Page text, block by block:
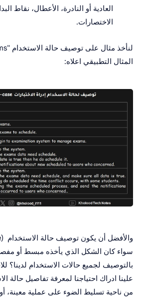
العادية أو النادرة، الأعطال، نقاط
الاختصارات.
المثال التطبيقي اعلاه:
سواء كان الشكل الذي يأخذه مبسط أو
بالتوصيف لجميع حالات الاستخدام لدينا؟
من ناحية تسليط الضوء على عملية معينة،